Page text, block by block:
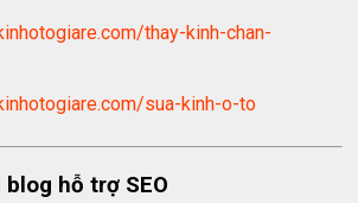
thay-kinh-chan-
sua-kinh-o-to
hỗ trợ SEO